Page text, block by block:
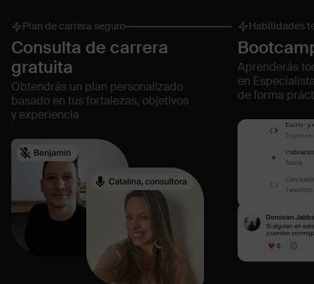
Plan de carrera seguro
Consulta de carrera
gratuita
Obtendrás un plan personalizado
basado en tus fortalezas, objetivos
y experiencia
Habilidades
Aprenderás
en
de forma